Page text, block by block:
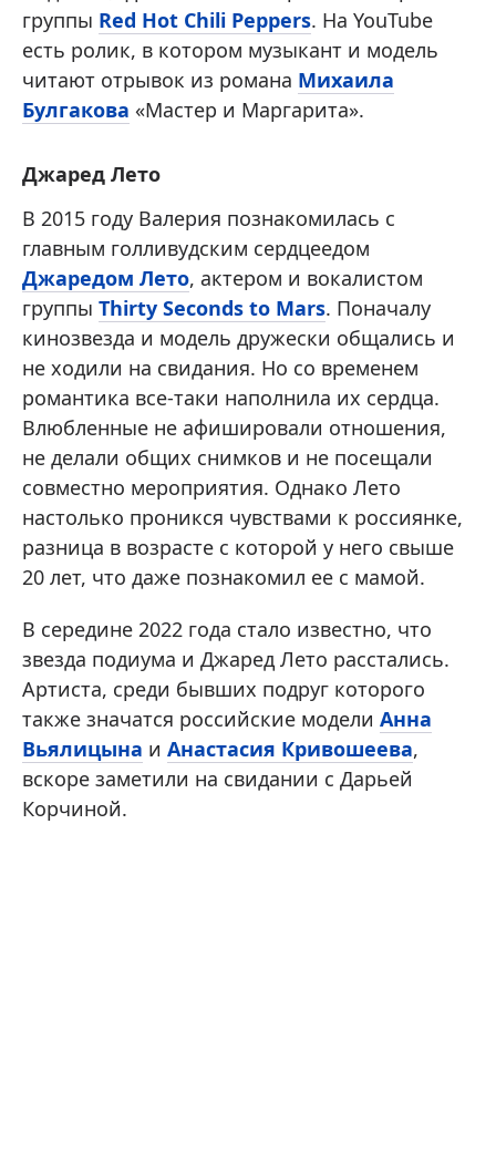
группы Red Hot Chili Peppers. На YouTube
есть ролик, в котором музыкант и модель
читают отрывок из романа Михаила
Булгакова «Мастер и Маргарита».
Джаред Лето
В 2015 году Валерия познакомилась с
главным голливудским сердцеедом
Джаредом Лето, актером и вокалистом
группы Thirty Seconds to Mars. Поначалу
кинозвезда и модель дружески общались и
не ходили на свидания. Но со временем
романтика все-таки наполнила их сердца.
Влюбленные не афишировали отношения,
не делали общих снимков и не посещали
совместно мероприятия. Однако Лето
настолько проникся чувствами к россиянке,
разница в возрасте с которой у него свыше
20 лет, что даже познакомил ее с мамой.
В середине 2022 года стало известно, что
звезда подиума и Джаред Лето расстались.
Артиста, среди бывших подруг которого
также значатся российские модели Анна
Вьялицына и Анастасия Кривошеева,
вскоре заметили на свидании с Дарьей
Корчиной.